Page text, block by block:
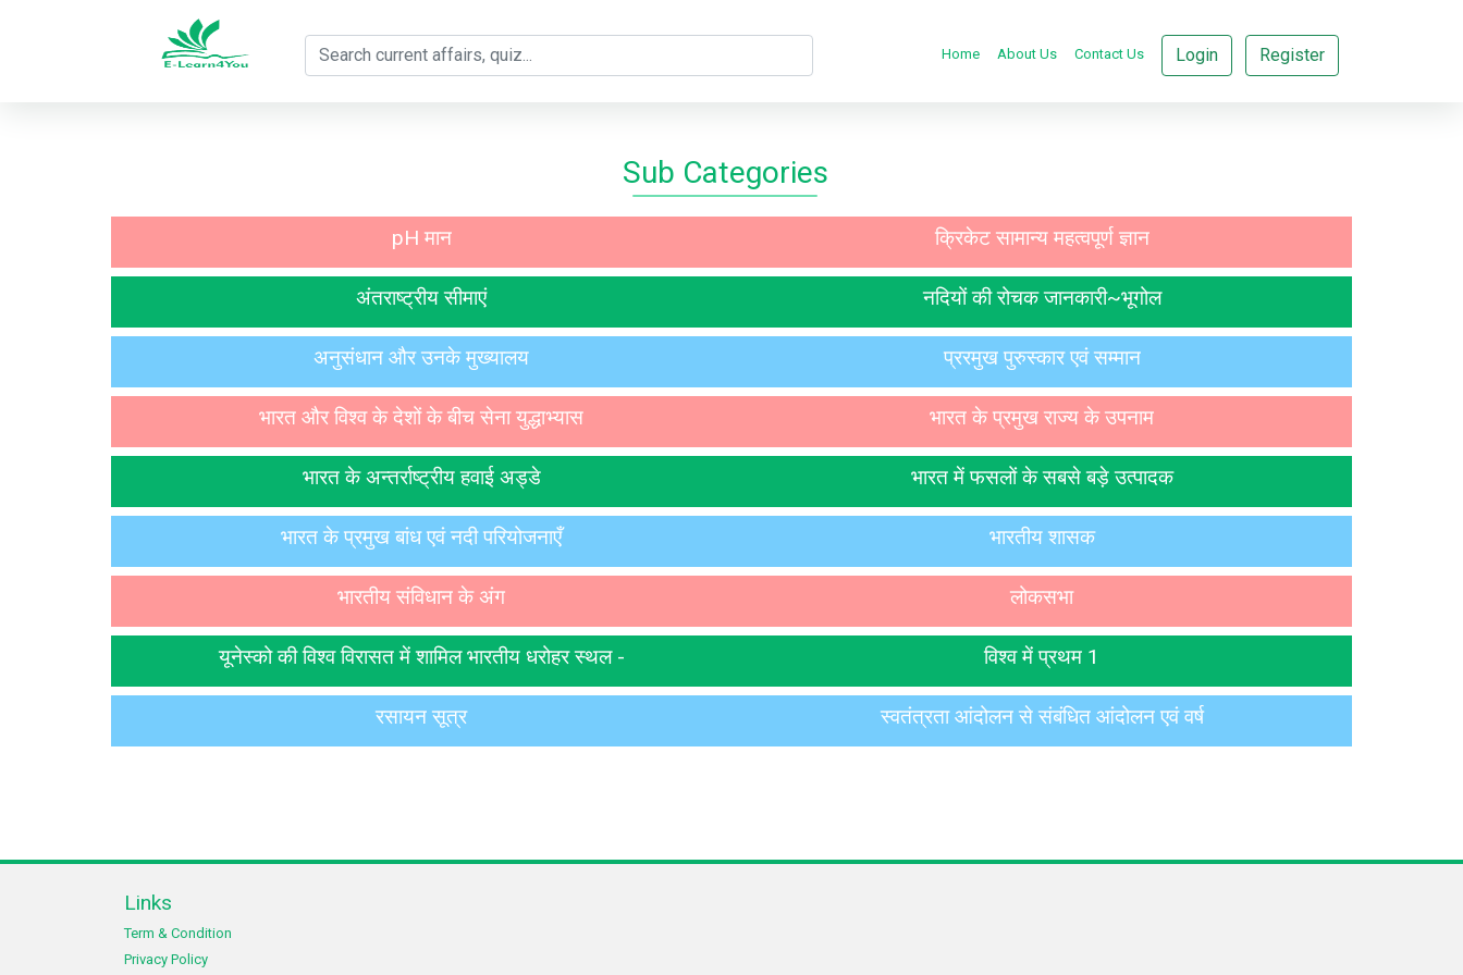
Home About Us Contact Us Login Register
Sub Categories
pH मान
अंतराष्ट्रीय सीमाएं
अनुसंधान और उनके मुख्यालय
क्रिकेट सामान्य महत्वपूर्ण ज्ञान
नदियों की रोचक जानकारी~भूगोल
प्ररमुख पुरुस्कार एवं सम्मान
भारत और विश्व के देशों के बीच सेना युद्धाभ्यास
भारत के अन्तर्राष्ट्रीय हवाई अड्डे
भारत के प्रमुख बांध एवं नदी परियोजनाएँ
भारत के प्रमुख राज्य के उपनाम
भारत में फसलों के सबसे बड़े उत्पादक
भारतीय शासक
भारतीय संविधान के अंग
यूनेस्को की विश्व विरासत में शामिल भारतीय धरोहर स्थल -
रसायन सूत्र
लोकसभा
विश्व में प्रथम 1
स्वतंत्रता आंदोलन से संबंधित आंदोलन एवं वर्ष
Links
Term & Condition
Privacy Policy